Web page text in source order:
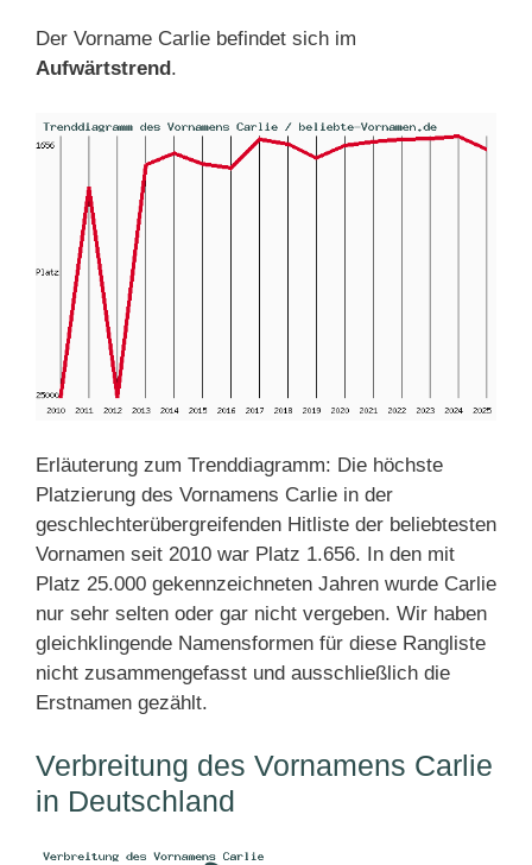
Der Vorname Carlie befindet sich im
Aufwärtstrend.
Erläuterung zum Trenddiagramm: Die höchste
Platzierung des Vornamens Carlie in der
geschlechterübergreifenden Hitliste der beliebtesten
Vornamen seit 2010 war Platz 1.656. In den mit
Platz 25.000 gekennzeichneten Jahren wurde Carlie
nur sehr selten oder gar nicht vergeben. Wir haben
gleichklingende Namensformen für diese Rangliste
nicht zusammengefasst und ausschließlich die
Erstnamen gezählt.
Verbreitung des Vornamens Carlie
in Deutschland